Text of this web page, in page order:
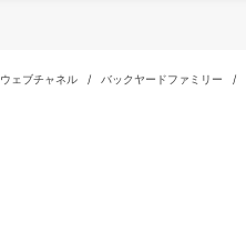
ェブチャネル / バックヤードファミリー /